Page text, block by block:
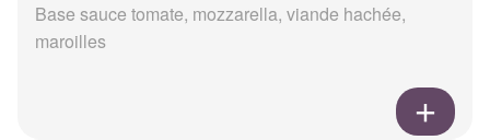
Base sauce tomate, mozzarella, viande hachée,
maroilles